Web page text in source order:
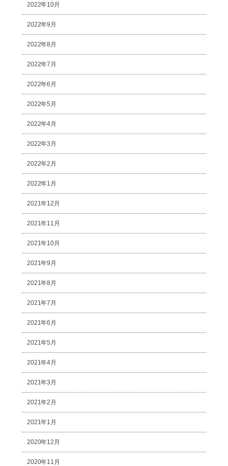
2022年10月
2022年9月
2022年8月
2022年7月
2022年6月
2022年5月
2022年4月
2022年3月
2022年2月
2022年1月
2021年12月
2021年11月
2021年10月
2021年9月
2021年8月
2021年7月
2021年6月
2021年5月
2021年4月
2021年3月
2021年2月
2021年1月
2020年12月
2020年11月